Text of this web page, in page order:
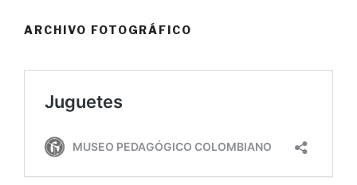
ARCHIVO FOTOGRÁFICO